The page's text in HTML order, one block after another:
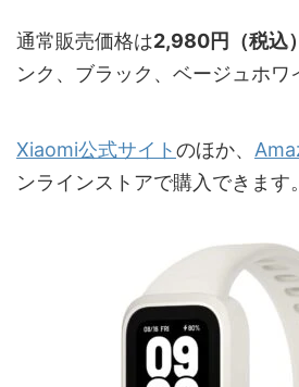
通常販売価格は2,980円（税込）
ンク、ブラック、ベージュホワ
Xiaomi公式サイトのほか、
ンラインストアで購入できます。